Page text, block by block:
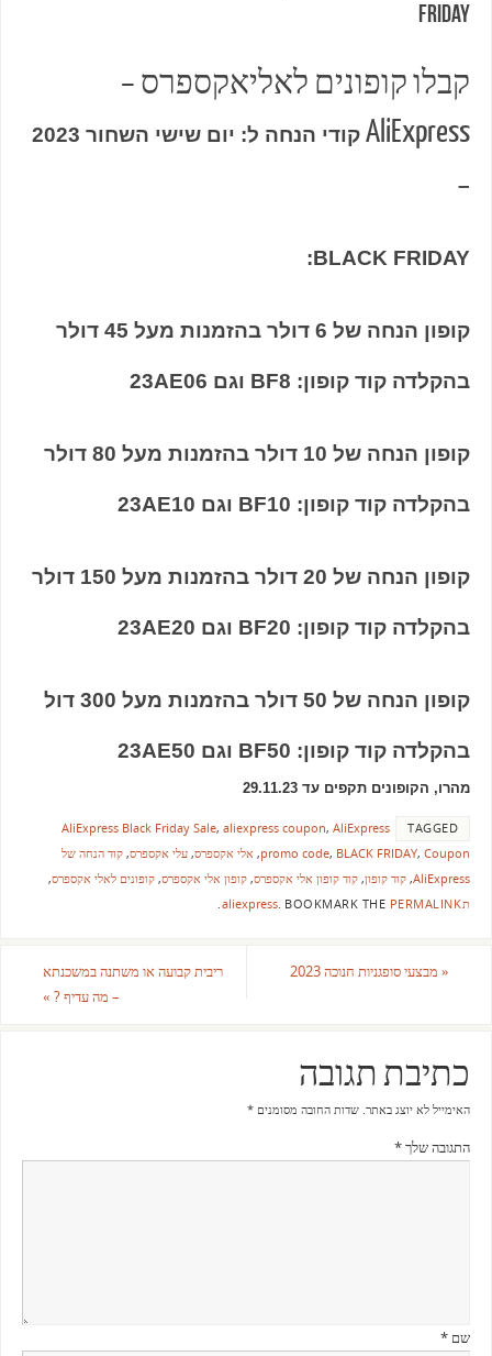
FRIDAY
קבלו קופונים לאליאקספרס –
AliExpress
קודי הנחה ל: יום שישי השחור 2023
–
BLACK FRIDAY:
קופון הנחה של 6 דולר בהזמנות מעל 45 דולר
בהקלדה קוד קופון: BF8 וגם 23AE06
קופון הנחה של 10 דולר בהזמנות מעל 80 דולר
בהקלדה קוד קופון: BF10 וגם 23AE10
קופון הנחה של 20 דולר בהזמנות מעל 150 דולר
בהקלדה קוד קופון: BF20 וגם 23AE20
קופון הנחה של 50 דולר בהזמנות מעל 300 דול
בהקלדה קוד קופון: BF50 וגם 23AE50
מהרו, הקופונים תקפים עד 29.11.23
TAGGED
AliExpress Black Friday Sale,aliexpress coupon,AliExpress
promo code, BLACK FRIDAY,Coupon
, אלי אקספרס, עלי אקספרס, קוד הנחה של
AliExpress
, קוד קופון, קוד קופון אלי אקספרס, קופון אלי אקספרס, קופונים לאלי אקספרס,
תaliexpress
. BOOKMARK THE PERMALINK
.
«מבצעי סופגניות חנוכה 2023
ריבית קבועה או משתנה במשכנתא
– מה עדיף ? »
כתיבת תגובה
האימייל לא יוצג באתר. שדות החובה מסומנים *
התגובה שלך*
שם *